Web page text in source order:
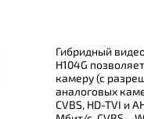
Гибридный
H104G
камеру (с
аналоговых
CVBS, HD-TVI и